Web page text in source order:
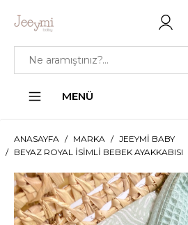
MENÜ
ANASAYFA MARKA
JEEYMI BABY
BEYAZ ROYAL İSIMLI BEBEK AYAKKABISI